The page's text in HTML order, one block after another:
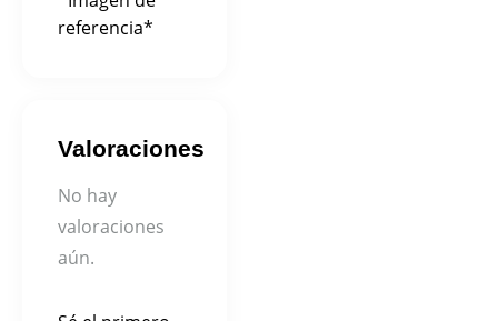
referencia*
Valoraciones
No hay
valoraciones
aún.